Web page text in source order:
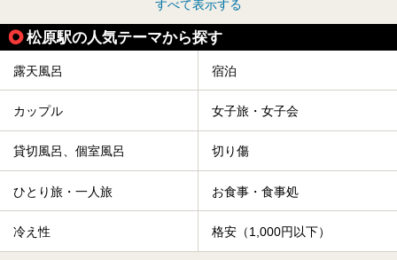
すべて表示する
松原駅の人気テーマから探す
露天風呂 宿泊
カップル 女子旅・女子会
貸切風呂、個室風呂 切り傷
ひとり旅・一人旅 お食事・食事処
冷え性 格安（1,000円以下）